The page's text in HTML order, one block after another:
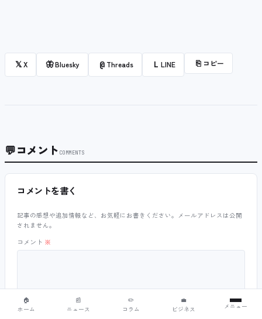
𝕏X 🦋Bluesky @ Threads L LINE ⎘ コピー
💬コメント COMMENTS
コメントを書く
記事の感想や追加情報など、お気軽にお書きください。メールアドレスは公開
されません。
コメント ※
🏠
ホーム
📰
ニュース
✏️
コラム
💼
ビジネス
メニュー